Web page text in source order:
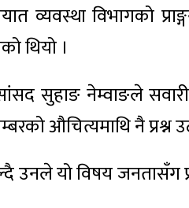
व्यवस्था विभागको
थियो ।
सुहाङ नेम्वाङले
औचित्यमाथि नै प्रश्न
उनले यो विषय जनतासँग